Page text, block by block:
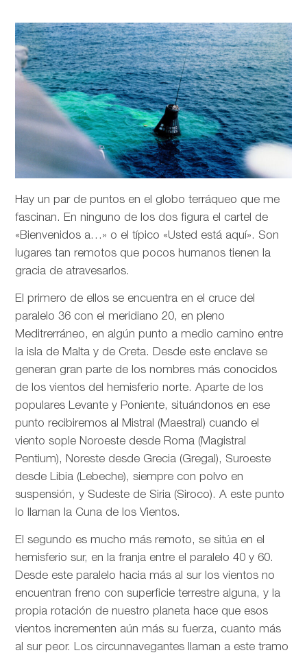
Hay un par de puntos en el globo terráqueo que me
fascinan. En ninguno de los dos figura el cartel de
«Bienvenidos a…» o el típico «Usted está aquí». Son
lugares tan remotos que pocos humanos tienen la
gracia de atravesarlos.
El primero de ellos se encuentra en el cruce del
paralelo 36 con el meridiano 20, en pleno
Meditrerráneo, en algún punto a medio camino entre
la isla de Malta y de Creta. Desde este enclave se
generan gran parte de los nombres más conocidos
de los vientos del hemisferio norte. Aparte de los
populares Levante y Poniente, situándonos en ese
punto recibiremos al Mistral (Maestral) cuando el
viento sople Noroeste desde Roma (Magistral
Pentium), Noreste desde Grecia (Gregal), Suroeste
desde Libia (Lebeche), siempre con polvo en
suspensión, y Sudeste de Siria (Siroco). A este punto
lo llaman la Cuna de los Vientos.
El segundo es mucho más remoto, se sitúa en el
hemisferio sur, en la franja entre el paralelo 40 y 60.
Desde este paralelo hacia más al sur los vientos no
encuentran freno con superficie terrestre alguna, y la
propia rotación de nuestro planeta hace que esos
vientos incrementen aún más su fuerza, cuanto más
al sur peor. Los circunnavegantes llaman a este tramo